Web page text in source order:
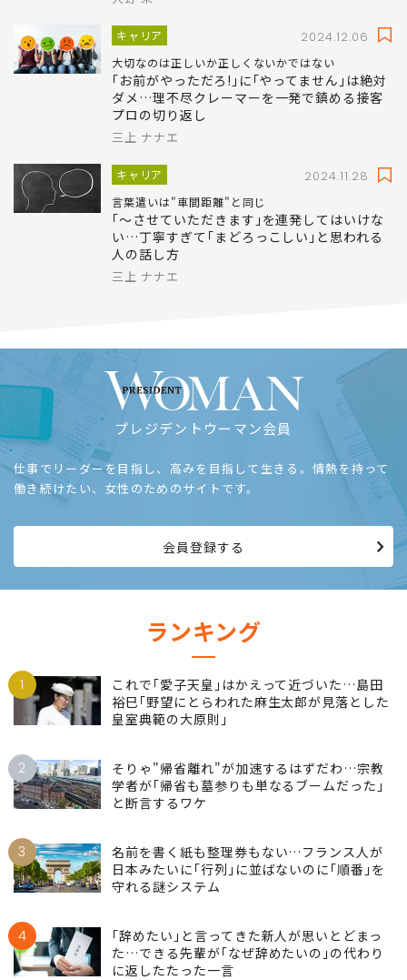
キャリア 2024.12.06
大切なのは正しいか正しくないかではない
｢お前がやっただろ!｣に｢やってません｣は絶対
ダメ…理不尽クレーマーを一発で鎮める接客
プロの切り返し
三上 ナナエ
キャリア 2024.11.28
言葉遣いは"車間距離"と同じ
｢～させていただきます｣を連発してはいけな
い…丁寧すぎて｢まどろっこしい｣と思われる
人の話し方
三上 ナナエ
プレジデントウーマン会員
仕事でリーダーを目指し、高みを目指して生きる。情熱を持って
働き続けたい、女性のためのサイトです。
会員登録する
ランキング
1
これで｢愛子天皇｣はかえって近づいた…島田
裕巳｢野望にとらわれた麻生太郎が見落とした
皇室典範の大原則｣
2
そりゃ"帰省離れ"が加速するはずだわ…宗教
学者が｢帰省も墓参りも単なるブームだった｣
と断言するワケ
3
名前を書く紙も整理券もない…フランス人が
日本みたいに｢行列｣に並ばないのに｢順番｣を
守れる謎システム
4
｢辞めたい｣と言ってきた新人が思いとどまっ
た…できる先輩が｢なぜ辞めたいの｣の代わり
に返したたった一言